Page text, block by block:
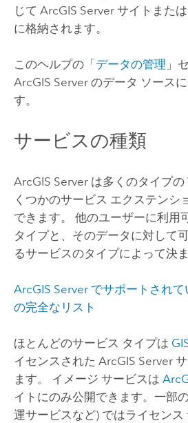
じて ArcGIS Serverサイトまた
に格納されます。
このヘルプの「データの管理 」
ArcGIS Serverのデータ ソース
す。
サービスの種類
ArcGIS Serverは多くのタイプの
くつかのサービス エクステンシ
できます。 他のユーザーに利用
タイプと、そのデータに対して
るサービスのタイプによって決ま
ArcGIS Serverでサポートされて
の完全なリスト
ほとんどのサービス タイプは
イセンスされた ArcGIS Serverサ
ます。 イメージ サービスは
イトにのみ公開できます。一部
運サービスなど) ではライセン